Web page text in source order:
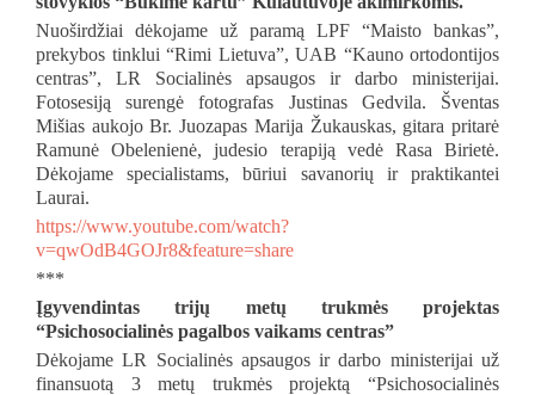
Nuoširdžiai dėkojame už paramą LPF “Maisto bankas”,
prekybos tinklui “Rimi Lietuva”, UAB “Kauno ortodontijos
centras”, LR Socialinės apsaugos ir darbo ministerijai.
Fotosesiją surengė fotografas Justinas Gedvila. Šventas
Mišias aukojo Br. Juozapas Marija Žukauskas, gitara pritarė
Ramunė Obelenienė, judesio terapiją vedė Rasa Birietė.
Dėkojame specialistams, būriui savanorių ir praktikantei
Laurai.
https://www.youtube.com/watch?
v=qwOdB4GOJr8&feature=share
***
Įgyvendintas trijų metų trukmės projektas
“Psichosocialinės pagalbos vaikams centras”
Dėkojame LR Socialinės apsaugos ir darbo ministerijai už
finansuotą 3 metų trukmės projektą “Psichosocialinės